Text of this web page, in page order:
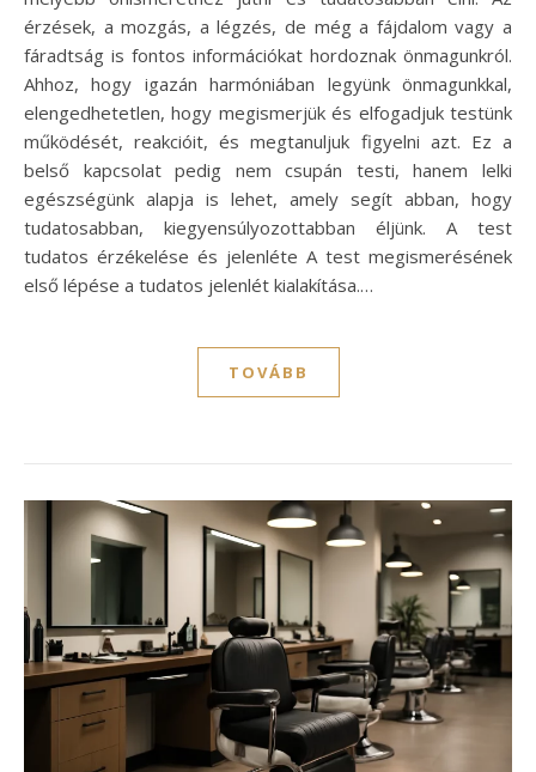
érzések, a mozgás, a légzés, de még a fájdalom vagy a
fáradtság is fontos információkat hordoznak önmagunkról.
Ahhoz, hogy igazán harmóniában legyünk önmagunkkal,
elengedhetetlen, hogy megismerjük és elfogadjuk testünk
működését, reakcióit, és megtanuljuk figyelni azt. Ez a
belső kapcsolat pedig nem csupán testi, hanem lelki
egészségünk alapja is lehet, amely segít abban, hogy
tudatosabban, kiegyensúlyozottabban éljünk. A test
tudatos érzékelése és jelenléte A test megismerésének
első lépése a tudatos jelenlét kialakítása.…
TOVÁBB